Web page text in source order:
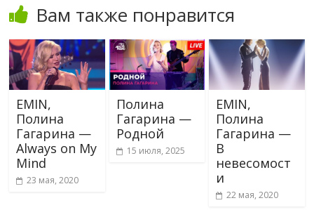
Вам также понравится
EMIN,
Полина
Гагарина —
Always on My
Mind
23 мая, 2020
Полина
Гагарина —
Родной
15 июля, 2025
EMIN,
Полина
Гагарина —
В
невесомост
и
22 мая, 2020